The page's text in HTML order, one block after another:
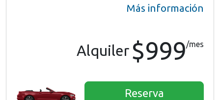
Más información
Alquiler $999/mes
Reserva